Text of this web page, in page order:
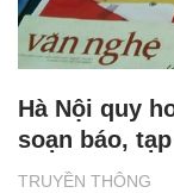
TRUYỀN THÔNG
Hà Nội quy
soạn báo,